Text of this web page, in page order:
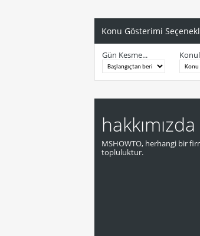
Konu Gösterimi
Gün Kesme...
hakkımızda
MSHOWTO, herhangi bir
topluluktur.